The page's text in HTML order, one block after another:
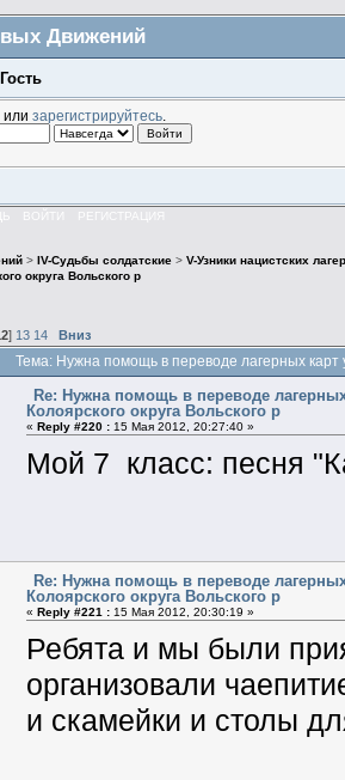
Движений
Гость
или зарегистрируйтесь.
ВОЙТИ РЕГИСТРАЦИЯ
> IV-Судьбы солдатские> V-Узники нацистских
округа Вольского р
] 13 14 Вниз
Тема: Нужна помощь в переводе лагерных карт
Re: Нужна помощь в переводе
Колоярского округа Вольского р
« Reply #220 :15 Мая 2012, 20:27:40 »
Мой 7 класс: песня
Re: Нужна помощь в переводе
Колоярского округа Вольского р
« Reply #221 :15 Мая 2012, 20:30:19 »
Ребята и мы были
организовали
и скамейки и столы